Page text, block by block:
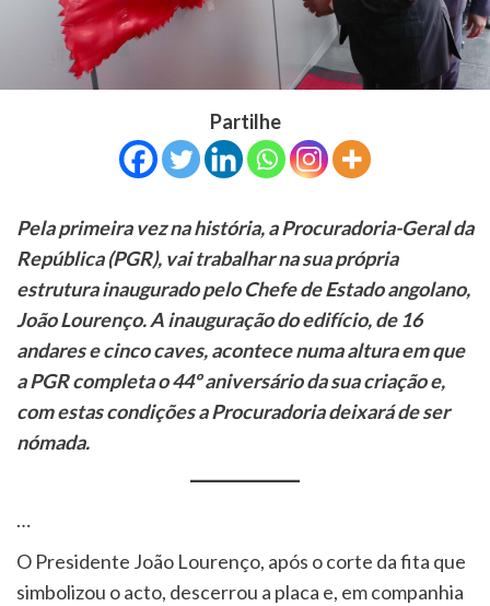
Partilhe
Pela primeira vez na história, a Procuradoria-Geral da
República (PGR), vai trabalhar na sua própria
estrutura inaugurado pelo Chefe de Estado angolano,
João Lourenço. A inauguração do edifício, de 16
andares e cinco caves, acontece numa altura em que
a PGR completa o 44º aniversário da sua criação e,
com estas condições a Procuradoria deixará de ser
nómada.
…
O Presidente João Lourenço, após o corte da fita que
simbolizou o acto, descerrou a placa e, em companhia